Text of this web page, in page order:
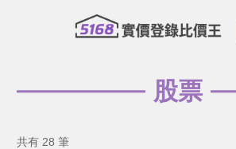
股票
共有 28 筆